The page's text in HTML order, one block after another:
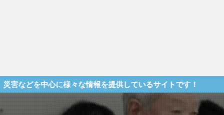
様々な情報を提供しているサイトです！